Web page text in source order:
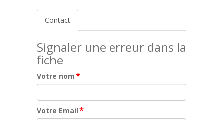
Contact
Signaler une erreur dans la
fiche
Votre nom*
Votre Email*